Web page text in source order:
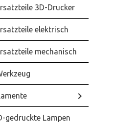
3D-Drucker
elektrisch
mechanisch
keyboard_arrow_right
gedruckte Lampen